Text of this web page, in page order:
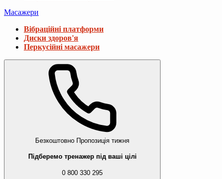
Масажери
Вібраційні платформи
Диски здоров'я
Перкусійні масажери
Безкоштовно Пропозиція тижня
Підберемо тренажер під ваші цілі
0 800 330 295